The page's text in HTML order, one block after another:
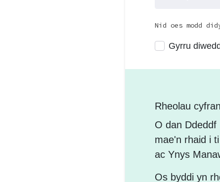
Nid oes modd
Gyrru
Rheolau
O dan Ddeddf
mae'n rhaid i
ac Ynys
Os byddi yn